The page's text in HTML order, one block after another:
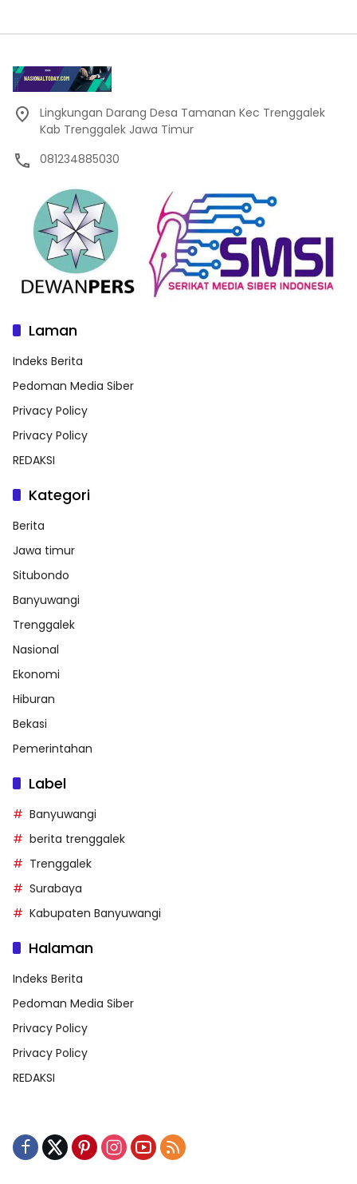
Lingkungan Darang Desa Tamanan Kec Trenggalek
Kab Trenggalek Jawa Timur
081234885030
Laman
Indeks Berita
Pedoman Media Siber
Privacy Policy
Privacy Policy
REDAKSI
Kategori
Berita
Jawa timur
Situbondo
Banyuwangi
Trenggalek
Nasional
Ekonomi
Hiburan
Bekasi
Pemerintahan
Label
Banyuwangi
berita trenggalek
Trenggalek
Surabaya
Kabupaten Banyuwangi
Halaman
Indeks Berita
Pedoman Media Siber
Privacy Policy
Privacy Policy
REDAKSI